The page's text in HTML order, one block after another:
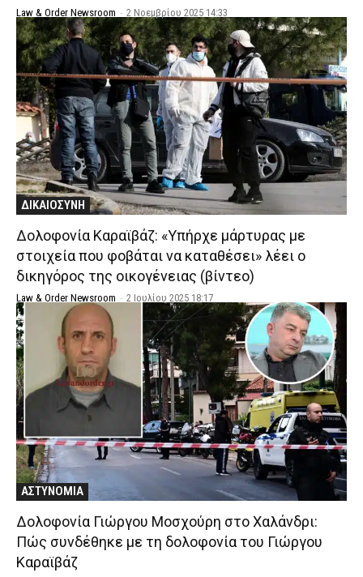
Law & Order Newsroom - 2 Νοεμβρίου 2025 14:33
ΔΙΚΑΙΟΣΥΝΗ
Δολοφονία Καραϊβάζ: «Υπήρχε μάρτυρας με
στοιχεία που φοβάται να καταθέσει» λέει ο
δικηγόρος της οικογένειας (βίντεο)
Law & Order Newsroom - 2 Ιουλίου 2025 18:17
ΑΣΤΥΝΟΜΙΑ
Δολοφονία Γιώργου Μοσχούρη στο Χαλάνδρι:
Πώς συνδέθηκε με τη δολοφονία του Γιώργου
Καραϊβάζ